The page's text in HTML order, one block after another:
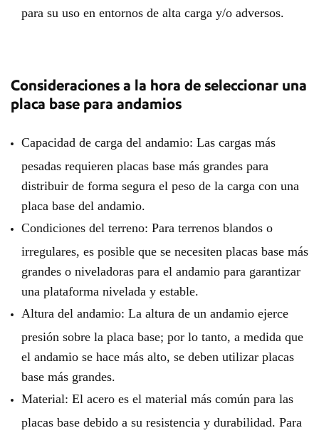
para su uso en entornos de alta carga y/o adversos.
Consideraciones a la hora de seleccionar una
placa base para andamios
Capacidad de carga del andamio: Las cargas más
pesadas requieren placas base más grandes para
distribuir de forma segura el peso de la carga con una
placa base del andamio.
Condiciones del terreno: Para terrenos blandos o
irregulares, es posible que se necesiten placas base más
grandes o niveladoras para el andamio para garantizar
una plataforma nivelada y estable.
Altura del andamio: La altura de un andamio ejerce
presión sobre la placa base; por lo tanto, a medida que
el andamio se hace más alto, se deben utilizar placas
base más grandes.
Material: El acero es el material más común para las
placas base debido a su resistencia y durabilidad. Para